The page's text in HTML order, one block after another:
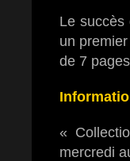
Le succès
un
de 7
«
mercredi